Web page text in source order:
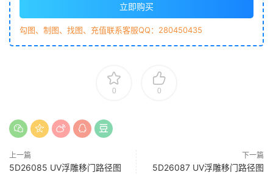
立即购买
勾图、制图、找图、充值联系客服QQ：280450435
0 0
上一篇
5D26085 UV浮雕移门路径图
下一篇
5D26087 UV浮雕移门路径图